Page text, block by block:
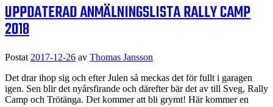
UPPDATERAD ANMÄLNINGSLISTA RALLY CAMP
2018
Postat2017-12-26 av Thomas Jansson
Det drar ihop sig och efter Julen så meckas det för fullt i garagen
igen. Sen blir det nyårsfirande och därefter bär det av till Sveg, Rally
Camp och Trötänga. Det kommer att bli grymt! Här kommer en